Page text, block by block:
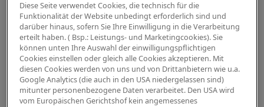
Diese Seite verwendet Cookies, die technisch für die
Funktionalität der Website unbedingt erforderlich sind und
darüber hinaus, sofern Sie Ihre Einwilligung in die Verarbeitung
erteilt haben. ( Bsp.: Leistungs- und Marketingcookies). Sie
können unten Ihre Auswahl der einwilligungspflichtigen
Cookies einstellen oder gleich alle Cookies akzeptieren. Mit
diesen Cookies werden von uns und von Drittanbietern wie u.a.
Google Analytics (die auch in den USA niedergelassen sind)
mitunter personenbezogene Daten verarbeitet. Den USA wird
vom Europäischen Gerichtshof kein angemessenes